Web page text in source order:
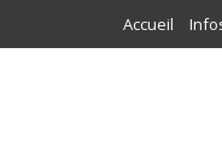
Accueil